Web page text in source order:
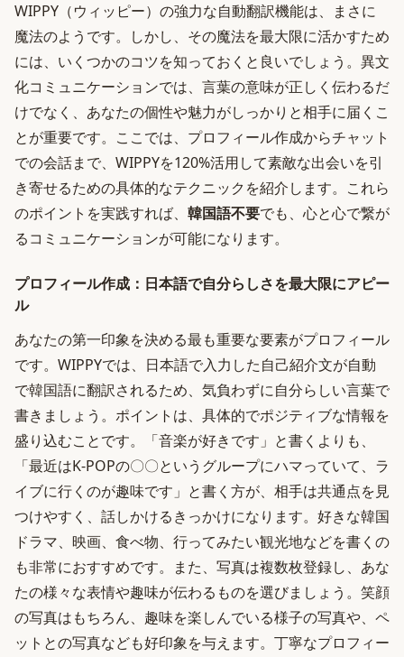
WIPPY（ウィッピー）の強力な自動翻訳機能は、まさに
魔法のようです。しかし、その魔法を最大限に活かすため
には、いくつかのコツを知っておくと良いでしょう。異文
化コミュニケーションでは、言葉の意味が正しく伝わるだ
けでなく、あなたの個性や魅力がしっかりと相手に届くこ
とが重要です。ここでは、プロフィール作成からチャット
での会話まで、WIPPYを120%活用して素敵な出会いを引
き寄せるための具体的なテクニックを紹介します。これら
のポイントを実践すれば、 韓国語不要でも、心と心で繋が
るコミュニケーションが可能になります。
プロフィール作成：日本語で自分らしさを最大限にアピー
ル
あなたの第一印象を決める最も重要な要素がプロフィール
です。WIPPYでは、日本語で入力した自己紹介文が自動
で韓国語に翻訳されるため、気負わずに自分らしい言葉で
書きましょう。ポイントは、具体的でポジティブな情報を
盛り込むことです。「音楽が好きです」と書くよりも、
「最近はK-POPの〇〇というグループにハマっていて、ラ
イブに行くのが趣味です」と書く方が、相手は共通点を見
つけやすく、話しかけるきっかけになります。好きな韓国
ドラマ、映画、食べ物、行ってみたい観光地などを書くの
も非常におすすめです。また、写真は複数枚登録し、あな
たの様々な表情や趣味が伝わるものを選びましょう。笑顔
の写真はもちろん、趣味を楽しんでいる様子の写真や、ペ
ットとの写真なども好印象を与えます。丁寧なプロフィー